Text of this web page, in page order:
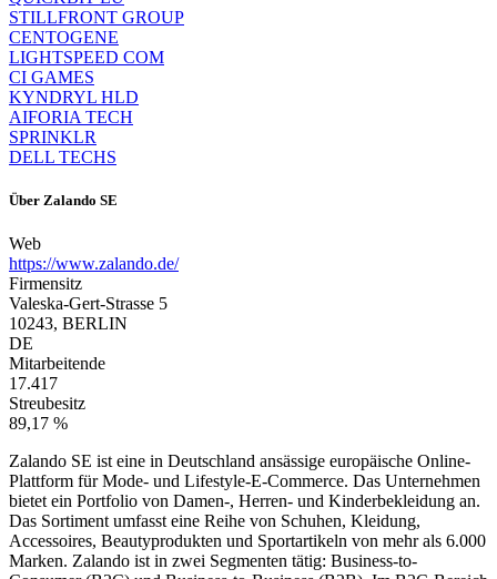
STILLFRONT GROUP
CENTOGENE
LIGHTSPEED COM
CI GAMES
KYNDRYL HLD
AIFORIA TECH
SPRINKLR
DELL TECHS
Über Zalando SE
Web
https://www.zalando.de/
Firmensitz
Valeska-Gert-Strasse 5
10243, BERLIN
DE
Mitarbeitende
17.417
Streubesitz
89,17 %
Zalando SE ist eine in Deutschland ansässige europäische Online-
Plattform für Mode- und Lifestyle-E-Commerce. Das Unternehmen
bietet ein Portfolio von Damen-, Herren- und Kinderbekleidung an.
Das Sortiment umfasst eine Reihe von Schuhen, Kleidung,
Accessoires, Beautyprodukten und Sportartikeln von mehr als 6.000
Marken. Zalando ist in zwei Segmenten tätig: Business-to-